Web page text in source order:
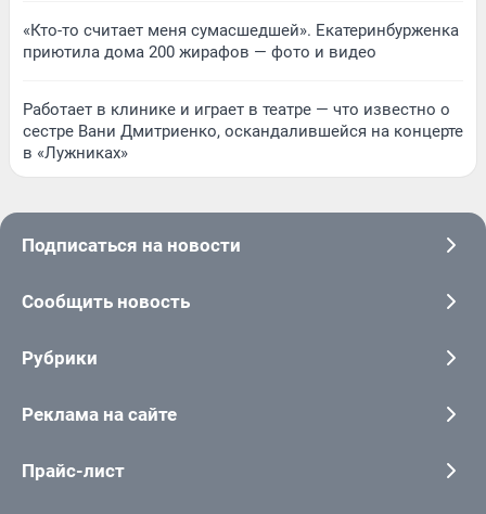
«Кто-то считает меня сумасшедшей». Екатеринбурженка
приютила дома 200 жирафов — фото и видео
Работает в клинике и играет в театре — что известно о
сестре Вани Дмитриенко, оскандалившейся на концерте
в «Лужниках»
Подписаться на новости
Сообщить новость
Рубрики
Реклама на сайте
Прайс-лист